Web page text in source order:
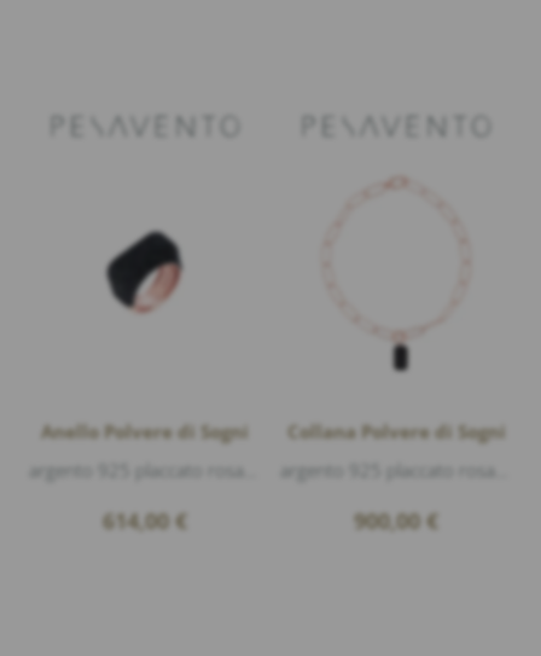
Anello Polvere di Sogni
614,00 €
Collana Polvere di Sogni
900,00 €